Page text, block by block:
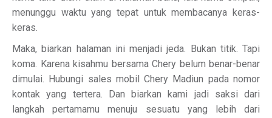
menunggu waktu yang tepat untuk membacanya keras-
keras.
Maka, biarkan halaman ini menjadi jeda. Bukan titik. Tapi
koma. Karena kisahmu bersama Chery belum benar-benar
dimulai. Hubungi sales mobil Chery Madiun pada nomor
kontak yang tertera. Dan biarkan kami jadi saksi dari
langkah pertamamu menuju sesuatu yang lebih dari